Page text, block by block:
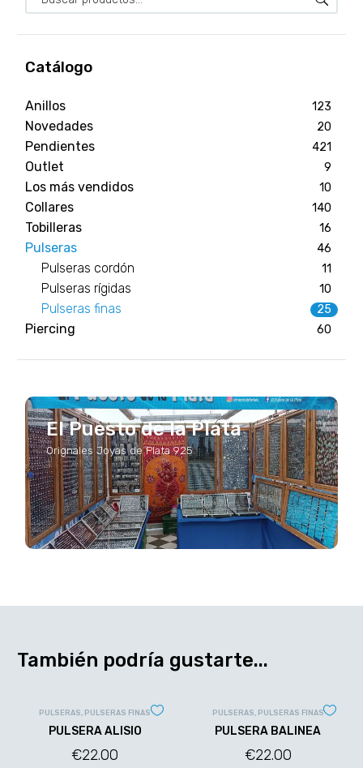
Catálogo
Anillos 123
Novedades 20
Pendientes 421
Outlet 9
Los más vendidos 10
Collares 140
Tobilleras 16
Pulseras 46
Pulseras cordón 11
Pulseras rígidas 10
Pulseras finas 25
Piercing 60
El Puesto de la Plata
Orignales Joyas de Plata 925
También podría gustarte...
PULSERAS PULSERAS FINAS
PULSERA ALISIO
€22.00
PULSERAS PULSERAS FINAS
PULSERA BALINEA
€22.00